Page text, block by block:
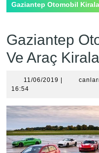
Gaziantep Otomobil
Gaziantep
Ve Araç
11/06/2019 11/06/2019
16:54